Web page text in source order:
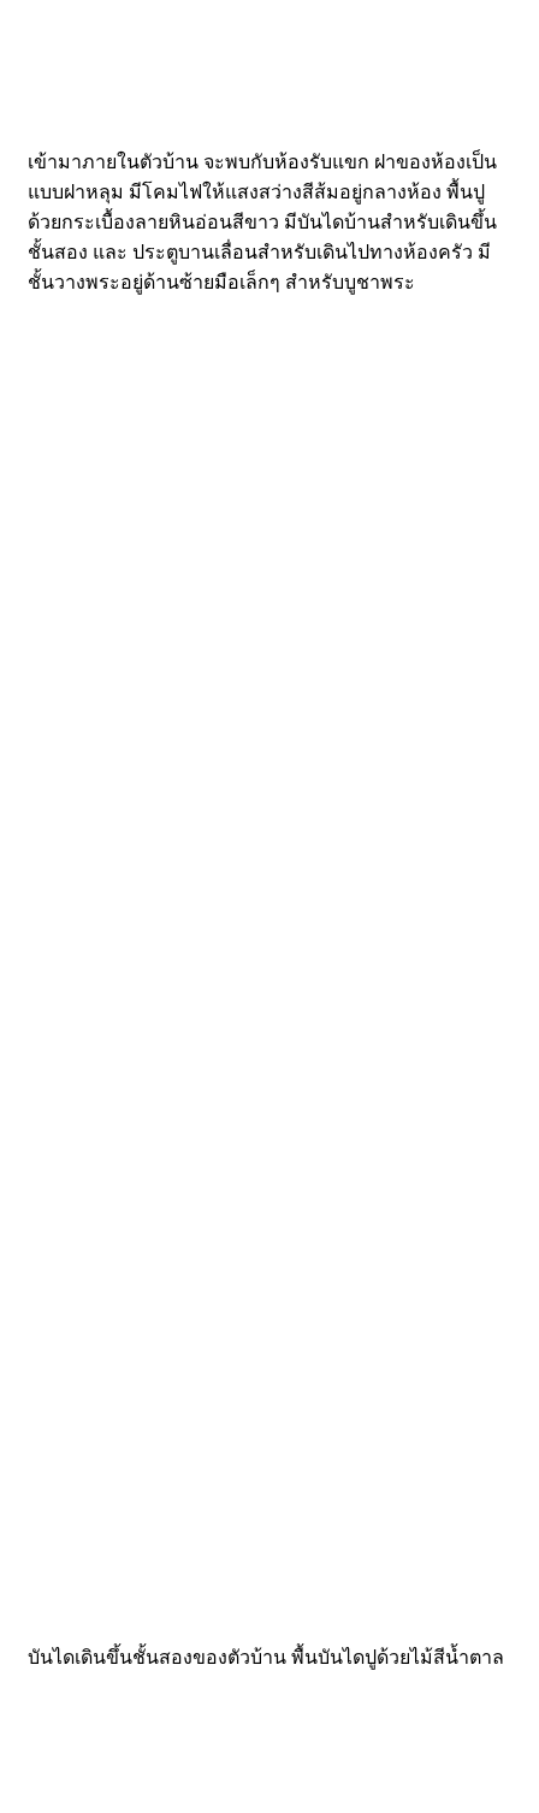
เข้ามาภายในตัวบ้าน จะพบกับห้องรับแขก ฝาของห้องเป็น
แบบฝาหลุม มีโคมไฟให้แสงสว่างสีส้มอยู่กลางห้อง พื้นปู
ด้วยกระเบื้องลายหินอ่อนสีขาว มีบันไดบ้านสำหรับเดินขึ้น
ชั้นสอง และ ประตูบานเลื่อนสำหรับเดินไปทางห้องครัว มี
ชั้นวางพระอยู่ด้านซ้ายมือเล็กๆ สำหรับบูชาพระ
บันไดเดินขึ้นชั้นสองของตัวบ้าน พื้นบันไดปูด้วยไม้สีน้ำตาล